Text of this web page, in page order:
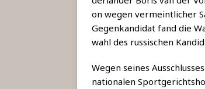
on wegen ver­meint­li­cher
Gegen­kan­di­dat fand die
wahl des rus­si­schen
Wegen sei­nes
na­tio­na­len